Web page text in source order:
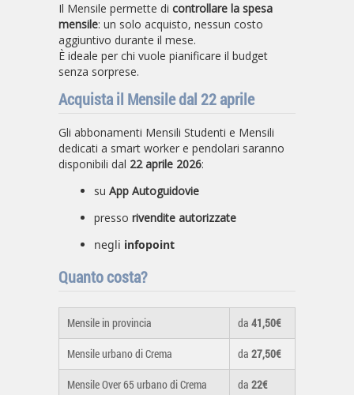
Il Mensile permette di controllare la spesa
mensile: un solo acquisto, nessun costo
aggiuntivo durante il mese.
È ideale per chi vuole pianificare il budget
senza sorprese.
Acquista il Mensile dal 22 aprile
Gli abbonamenti Mensili Studenti e Mensili
dedicati a smart worker e pendolari saranno
disponibili dal 22 aprile 2026:
su App Autoguidovie
presso rivendite autorizzate
negli infopoint
Quanto costa?
Mensile in provincia da 41,50€
Mensile urbano di Crema da 27,50€
Mensile Over 65 urbano di Crema da 22€